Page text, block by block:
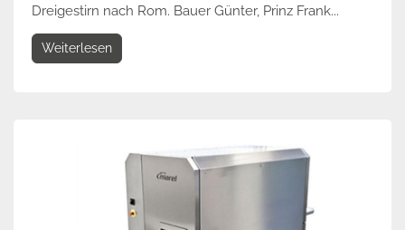
Dreigestirn nach Rom. Bauer Günter, Prinz Frank...
Weiterlesen